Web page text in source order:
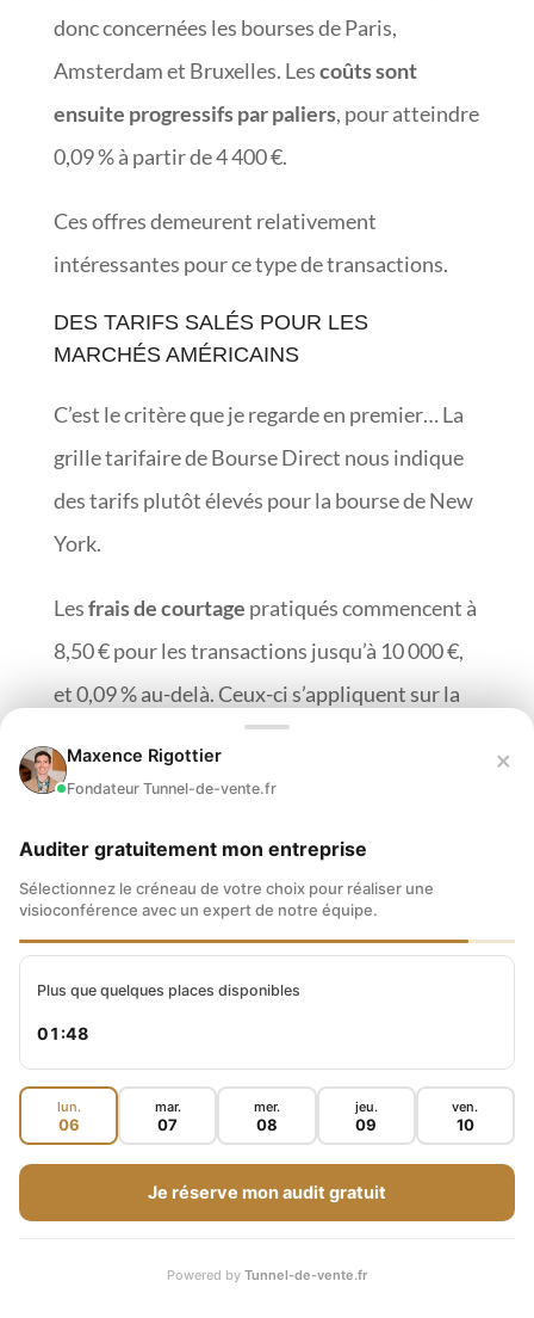
donc concernées les bourses de Paris,
Amsterdam et Bruxelles. Lescoûts sont
ensuite progressifs par paliers, pour atteindre
0,09 % à partir de 4 400 €.
Ces offres demeurent relativement
intéressantes pour ce type de transactions.
DES TARIFS SALÉS POUR LES
MARCHÉS AMÉRICAINS
C’est le critère que je regarde en premier… La
grille tarifaire de Bourse Direct nous indique
des tarifs plutôt élevés pour la bourse de New
York.
Lesfrais de courtage pratiqués commencent à
8,50 € pour les transactions jusqu’à 10 000 €,
et 0,09 % au-delà. Ceux-ci s’appliquent sur la
totalité de l’ordre, dès les premiers euros
investis. Mais les charges ne s’arrêtent pas à ce
On trouve également des frais de
dernières sont calculées d’après le prix facturé
à Bourse Direct auquel le broker ajoute 0,08 %
par opération.
Maxence Rigottier
Fondateur Tunnel-de-vente.fr
×
Auditer gratuitement mon entreprise
Sélectionnez le créneau de votre choix pour réaliser une
visioconférence avec un expert de notre équipe.
Plus que quelques places disponibles
01:47
lun.
06
mar.
07
mer.
08
jeu.
09
ven.
10
Je réserve mon audit gratuit
Powered by Tunnel-de-vente.fr